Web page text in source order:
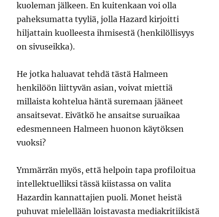
kuoleman jälkeen. En kuitenkaan voi olla
paheksumatta tyyliä, jolla Hazard kirjoitti
hiljattain kuolleesta ihmisestä (henkilöllisyys
on sivuseikka).
He jotka haluavat tehdä tästä Halmeen
henkilöön liittyvän asian, voivat miettiä
millaista kohtelua häntä suremaan jääneet
ansaitsevat. Eivätkö he ansaitse suruaikaa
edesmenneen Halmeen huonon käytöksen
vuoksi?
Ymmärrän myös, että helpoin tapa profiloitua
intellektuelliksi tässä kiistassa on valita
Hazardin kannattajien puoli. Monet heistä
puhuvat mielellään loistavasta mediakritiikistä